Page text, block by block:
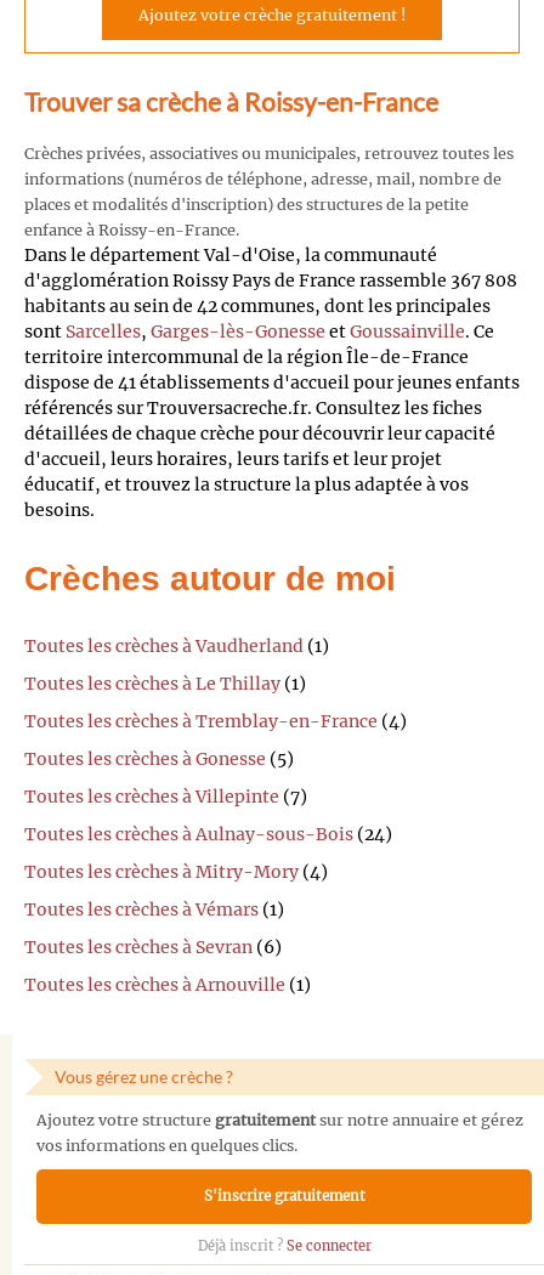
Ajoutez votre crèche gratuitement !
Trouver sa crèche à Roissy-en-France
Crèches privées, associatives ou municipales, retrouvez toutes les
informations (numéros de téléphone, adresse, mail, nombre de
places et modalités d'inscription) des structures de la petite
enfance à Roissy-en-France.
Dans le département Val-d'Oise, la communauté
d'agglomération Roissy Pays de France rassemble 367 808
habitants au sein de 42 communes, dont les principales
sont Sarcelles, Garges-lès-Gonesse etGoussainville. Ce
territoire intercommunal de la région Île-de-France
dispose de 41 établissements d'accueil pour jeunes enfants
référencés sur Trouversacreche.fr. Consultez les fiches
détaillées de chaque crèche pour découvrir leur capacité
d'accueil, leurs horaires, leurs tarifs et leur projet
éducatif, et trouvez la structure la plus adaptée à vos
besoins.
Crèches autour de moi
Toutes les crèches à Vaudherland (1)
Toutes les crèches à Le Thillay (1)
Toutes les crèches à Tremblay-en-France (4)
Toutes les crèches à Gonesse (5)
Toutes les crèches à Villepinte (7)
Toutes les crèches à Aulnay-sous-Bois (24)
Toutes les crèches à Mitry-Mory (4)
Toutes les crèches à Vémars (1)
Toutes les crèches à Sevran (6)
Toutes les crèches à Arnouville (1)
Vous gérez une crèche ?
Ajoutez votre structure gratuitementsur notre annuaire et gérez
vos informations en quelques clics.
S'inscrire gratuitement
Déjà inscrit ? Se connecter